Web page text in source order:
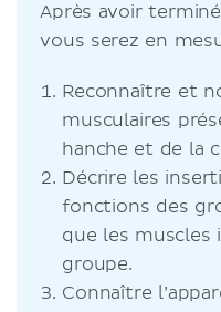
Après avoir
vous serez en
Reconnaître et
musculaires
hanche et de la
Décrire les
fonctions des
que les muscles
groupe.
Connaître